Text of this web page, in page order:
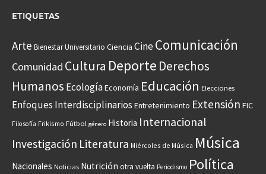
ETIQUETAS
Arte Bienestar Universitario Ciencia CineComunicación
Comunidad Cultura Deporte Derechos
Humanos EcologíaEconomía Educación Elecciones
Enfoques Interdisciplinarios Entretenimiento Extensión FIC
Filosofía Frikismo Fútbol género Historia Internacional
Investigación Literatura Miércoles de Música Música
Nacionales Noticias Nutrición otra vuelta Periodismo Política